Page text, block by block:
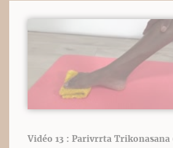
Vidéo 13 : Parivrrta Trikonasana